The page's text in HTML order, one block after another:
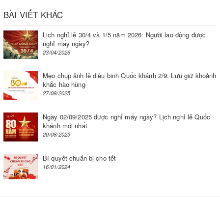
Tại sao nên sử dụng bếp nướng gas công nghiệp
Dưới đây là một số lý do tại sao bạn nên chọn bếp nướng
gas thay vì bếp nướng than truyền thống.
Bếp nướng gas phân bổ nhiệt đều khắp bếp, giúp bạn nấu
chín thức ăn nhanh và đều mà vẫn giữ được hương vị của
món nướng.
bình gas.
Dùng bếp nướng gas dễ dàng vệ sinh, đảm bảo an toàn vệ
sinh thực phẩm, không gây khói, không độc hại cho người
sử dụng giống việc dùng bếp than
BÀI VIẾT KHÁC
Lịch nghỉ lễ 30/4 và 1/5 năm 2026: Người lao động được
nghỉ mấy ngày?
23/04/2026
Mẹo chụp ảnh lễ diễu binh Quốc khánh 2/9: Lưu giữ khoảnh
khắc hào hùng
27/08/2025
Ngày 02/09/2025 được nghỉ mấy ngày? Lịch nghỉ lễ Quốc
khánh mới nhất
20/08/2025
Bí quyết chuẩn bị cho tết
16/01/2024